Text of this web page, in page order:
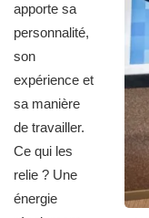
apporte sa
personnalité,
son
expérience et
sa manière
de travailler.
Ce qui les
relie ? Une
énergie